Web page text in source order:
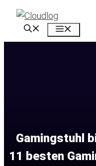
Zum
Inhalt
Gamingstuhl
11 besten